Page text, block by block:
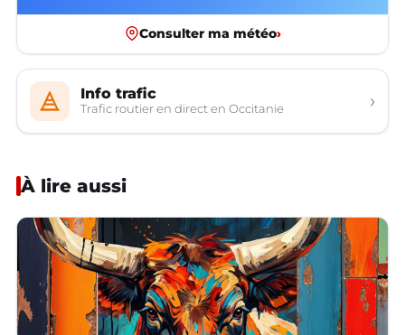
Consulter ma météo›
Info trafic
Trafic routier en direct en Occitanie ›
À lire aussi